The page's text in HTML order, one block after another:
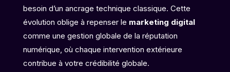
besoin d’un ancrage technique classique. Cette
évolution oblige à repenser le marketing digital
comme une gestion globale de la réputation
numérique, où chaque intervention extérieure
contribue à votre crédibilité globale.